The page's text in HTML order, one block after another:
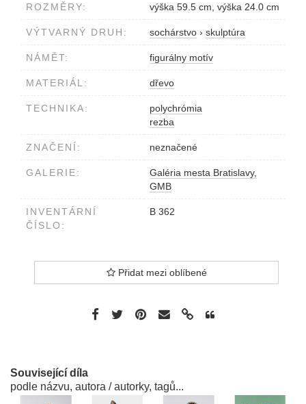
ROZMĚRY: výška 59.5 cm, výška 24.0 cm
VÝTVARNÝ DRUH: sochárstvo › skulptúra
NÁMĚT: figurálny motív
MATERIÁL: dřevo
TECHNIKA:
polychrómia
rezba
ZNAČENÍ: neznačené
GALERIE:
Galéria mesta Bratislavy,
GMB
INVENTÁRNÍ
ČÍSLO:
B 362
Přidat mezi oblíbené
Související díla
podle názvu, autora / autorky, tagů...